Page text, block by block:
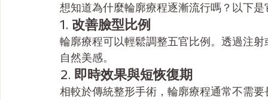
想知道為什麼輪廓療程逐漸流行嗎？以下
1. 改善臉型比例
輪廓療程可以輕鬆調整五官比例。透過注
自然美感。
2. 即時效果與短恢復期
相較於傳統整形手術，輪廓療程通常不需